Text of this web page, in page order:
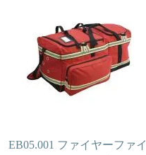
EB05.001 ファイヤーファイ